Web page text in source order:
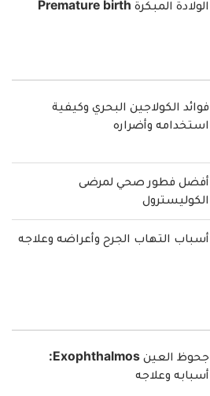
الولادة المبكرة Premature birth
فوائد الكولاجين البحري وكيفية
استخدامه وأضراره
أفضل فطور صحي لمرضى
الكوليسترول
أسباب التهاب الجرح وأعراضه وعلاجه
جحوظ العين Exophthalmos:
أسبابه وعلاجه